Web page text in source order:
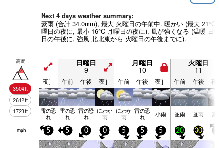
Next 4 days weather summary:
豪雨 (合計 34.0mm), 最大 火曜日の午前中. 暖かい (最大 21°C
曜日の夜に, 最小 16°C 月曜日の夜に). 風が強くなる (温暖 日
日の午後に, 強風 北北東から 火曜日の午後までに).
高度
3504ft
2612ft
1723ft
日曜日
9
月曜日
10
火曜日
11
夜］ 午前 午後 夜］ 午前 午後 夜］ 午前 午後 夜
雷の恐
れ
雷の恐
れ
雷の恐
れ
にわか
雨
にわか
雨
雷の恐
れ 小雨 並雨 並雨 豪
mph 5 5 0 0 5 5 5 20 30